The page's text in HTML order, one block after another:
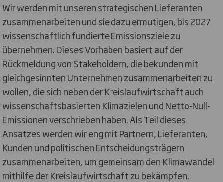
Wir werden mit unseren strategischen Lieferanten
zusammenarbeiten und sie dazu ermutigen, bis 2027
wissenschaftlich fundierte Emissionsziele zu
übernehmen. Dieses Vorhaben basiert auf der
Rückmeldung von Stakeholdern, die bekunden mit
gleichgesinnten Unternehmen zusammenarbeiten zu
wollen, die sich neben der Kreislaufwirtschaft auch
wissenschaftsbasierten Klimazielen und Netto-Null-
Emissionen verschrieben haben. Als Teil dieses
Ansatzes werden wir eng mit Partnern, Lieferanten,
Kunden und politischen Entscheidungsträgern
zusammenarbeiten, um gemeinsam den Klimawandel
mithilfe der Kreislaufwirtschaft zu bekämpfen.